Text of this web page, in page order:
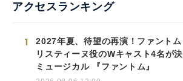
アクセスランキング
1
2027年夏、待望の再演！ファントム
リスティーヌ役のWキャスト4名が決
ミュージカル 『ファントム』